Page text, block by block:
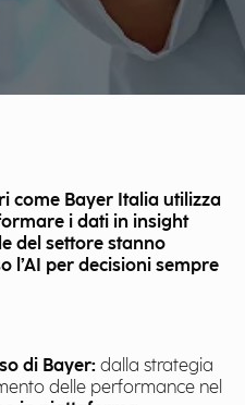
come Bayer Italia utilizza
i dati in insight
del settore stanno
l’AI per decisioni sempre
di Bayer: dalla strategia
delle performance nel